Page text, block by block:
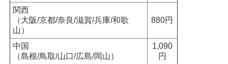
関西
（大阪/京都/奈良/滋賀/兵庫/和歌
山）
880円
中国
（島根/鳥取/山口/広島/岡山）
1,090
円